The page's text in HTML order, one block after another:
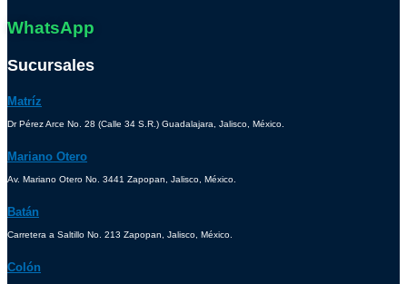
WhatsApp
Sucursales
Matríz
Dr Pérez Arce No. 28 (Calle 34 S.R.) Guadalajara, Jalisco, México.
Mariano Otero
Av. Mariano Otero No. 3441 Zapopan, Jalisco, México.
Batán
Carretera a Saltillo No. 213 Zapopan, Jalisco, México.
Colón